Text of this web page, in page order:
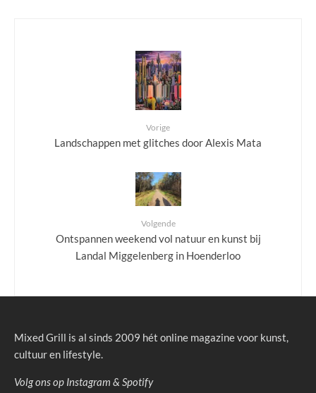
Vorige
Landschappen met glitches door Alexis Mata
Volgende
Ontspannen weekend vol natuur en kunst bij
Landal Miggelenberg in Hoenderloo
Mixed Grill is al sinds 2009 hét online magazine voor kunst,
cultuur en lifestyle.
Volg ons op Instagram & Spotify